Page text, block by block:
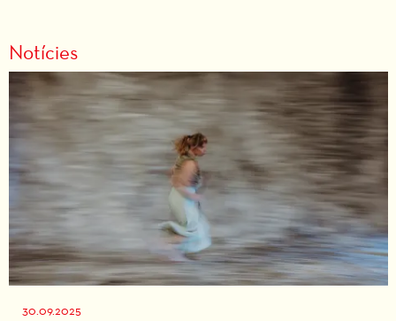
Notícies
30.09.2025